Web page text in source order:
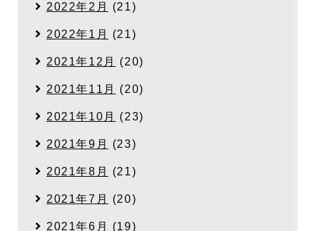
2022年2月 (21)
2022年1月 (21)
2021年12月 (20)
2021年11月 (20)
2021年10月 (23)
2021年9月 (23)
2021年8月 (21)
2021年7月 (20)
2021年6月 (19)